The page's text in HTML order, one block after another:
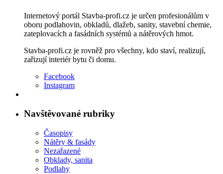
Internetový portál Stavba-profi.cz je určen profesionálům v
oboru podlahovin, obkladů, dlažeb, sanity, stavební chemie,
zateplovacích a fasádních systémů a nátěrových hmot.
Stavba-profi.cz je rovněž pro všechny, kdo staví, realizují,
zařizují interiér bytu či domu.
Facebook
Instagram
Navštěvované rubriky
Časopisy
Nátěry & fasády
Nezařazené
Obklady, sanita
Podlahy